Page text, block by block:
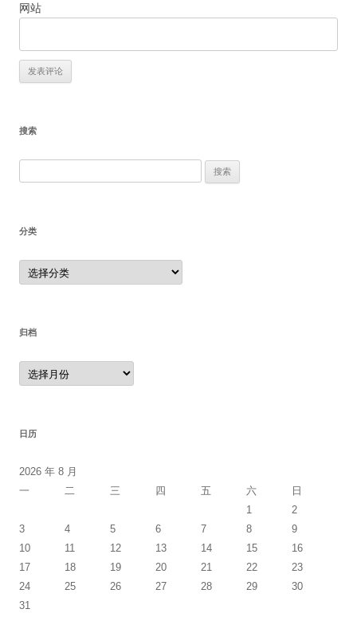
网站
搜索
分类
分
类
归档
归
档
日历
2026 年 8 月
一
二 三 四 五 六
日
1
2
3
4 5 6 7 8
9
10
11 12 13 14 15
16
17
18 19 20 21 22
23
24
25 26 27 28 29
30
31